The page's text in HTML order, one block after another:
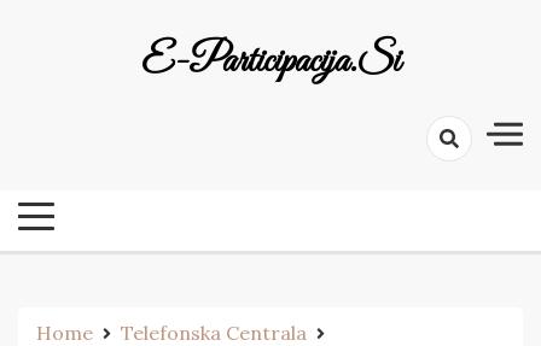
E-Participacija.si
Home
Telefonska Centrala